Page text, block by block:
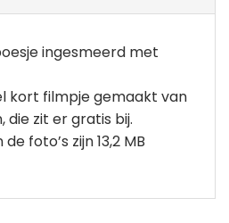
ingesmeerd met
kort filmpje gemaakt van
die zit er gratis bij.
foto’s zijn 13,2 MB